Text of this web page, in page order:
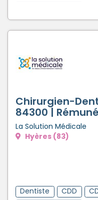
Chirurgien-
84300 |
La Solution Médicale
Hyères (83)
Dentiste CDD